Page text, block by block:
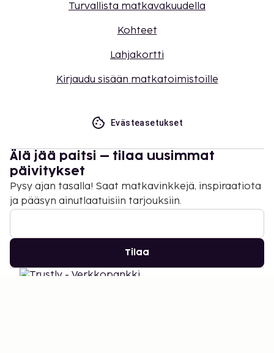
Turvallista matkavakuudella
Kohteet
Lahjakortti
Kirjaudu sisään matkatoimistoille
Evästeasetukset
Älä jää paitsi – tilaa uusimmat
päivitykset
Pysy ajan tasalla! Saat matkavinkkejä, inspiraatiota
ja pääsyn ainutlaatuisiin tarjouksiin.
Tilaa